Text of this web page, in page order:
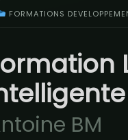
FORMATIONS
BM